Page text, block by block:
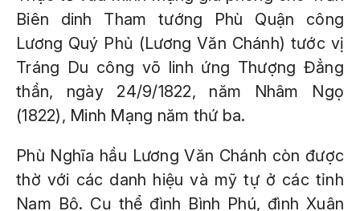
Biên dinh Tham tướng Phù Quận công
Lương Quý Phủ (Lương Văn Chánh) tước vị
Tráng Du công võ linh ứng Thượng Đẳng
thần, ngày 24/9/1822, năm Nhâm Ngọ
(1822), Minh Mạng năm thứ ba.
Phù Nghĩa hầu Lương Văn Chánh còn được
thờ với các danh hiệu và mỹ tự ở các tỉnh
Nam Bộ. Cụ thể đình Bình Phú, đình Xuân